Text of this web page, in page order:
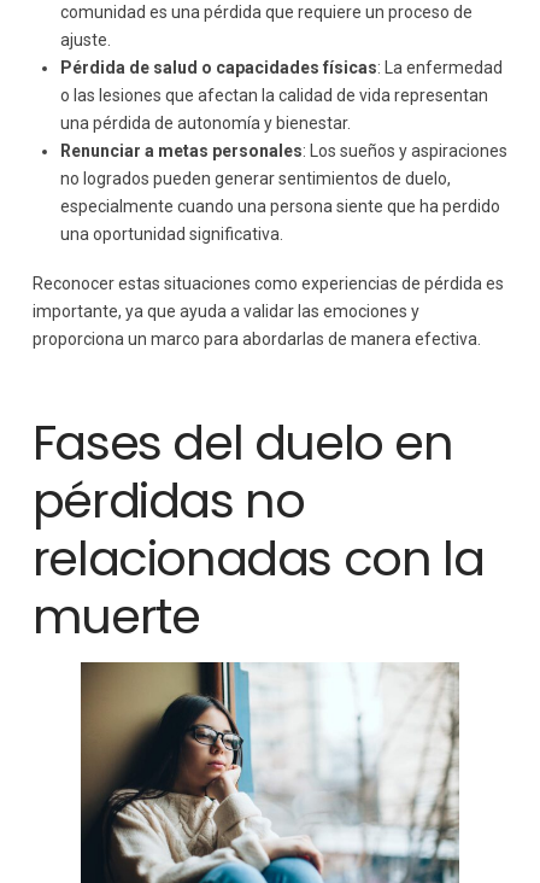
comunidad es una pérdida que requiere un proceso de
ajuste.
Pérdida de salud o capacidades físicas: La enfermedad
o las lesiones que afectan la calidad de vida representan
una pérdida de autonomía y bienestar.
Renunciar a metas personales: Los sueños y aspiraciones
no logrados pueden generar sentimientos de duelo,
especialmente cuando una persona siente que ha perdido
una oportunidad significativa.
Reconocer estas situaciones como experiencias de pérdida es
importante, ya que ayuda a validar las emociones y
proporciona un marco para abordarlas de manera efectiva.
Fases del duelo en
pérdidas no
relacionadas con la
muerte